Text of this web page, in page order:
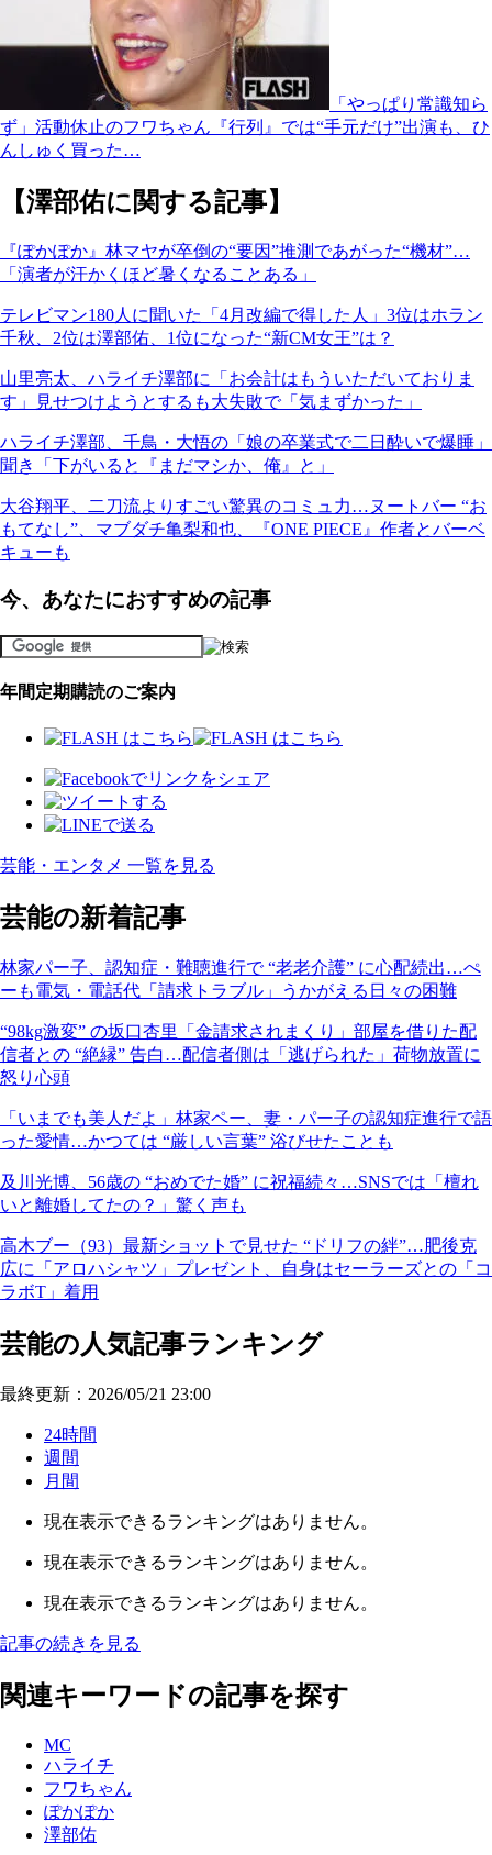
「やっぱり常識知ら
ず」活動休止のフワちゃん『行列』では“手元だけ”出演も、ひ
んしゅく買った…
【澤部佑に関する記事】
『ぽかぽか』林マヤが卒倒の“要因”推測であがった“機材”…
「演者が汗かくほど暑くなることある」
テレビマン180人に聞いた「4月改編で得した人」3位はホラン
千秋、2位は澤部佑、1位になった“新CM女王”は？
山里亮太、ハライチ澤部に「お会計はもういただいておりま
す」見せつけようとするも大失敗で「気まずかった」
ハライチ澤部、千鳥・大悟の「娘の卒業式で二日酔いで爆睡」
聞き「下がいると『まだマシか、俺』と」
大谷翔平、二刀流よりすごい驚異のコミュ力…ヌートバー “お
もてなし”、マブダチ亀梨和也、『ONE PIECE』作者とバーベ
キューも
今、あなたにおすすめの記事
年間定期購読のご案内
芸能・エンタメ 一覧を見る
芸能の新着記事
林家パー子、認知症・難聴進行で “老老介護” に心配続出…ぺ
ーも電気・電話代「請求トラブル」うかがえる日々の困難
“98kg激変” の坂口杏里「金請求されまくり」部屋を借りた配
信者との “絶縁” 告白…配信者側は「逃げられた」荷物放置に
怒り心頭
「いまでも美人だよ」林家ペー、妻・パー子の認知症進行で語
った愛情…かつては “厳しい言葉” 浴びせたことも
及川光博、56歳の “おめでた婚” に祝福続々…SNSでは「檀れ
いと離婚してたの？」驚く声も
高木ブー（93）最新ショットで見せた “ドリフの絆”…肥後克
広に「アロハシャツ」プレゼント、自身はセーラーズとの「コ
ラボT」着用
芸能の人気記事ランキング
最終更新：2026/05/21 23:00
24時間
週間
月間
現在表示できるランキングはありません。
現在表示できるランキングはありません。
現在表示できるランキングはありません。
記事の続きを見る
関連キーワードの記事を探す
MC
ハライチ
フワちゃん
ぽかぽか
澤部佑